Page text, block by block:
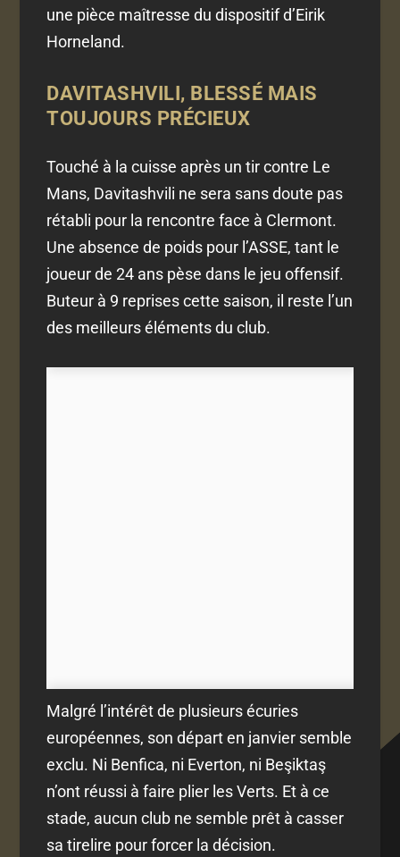
une pièce maîtresse du dispositif d’Eirik
Horneland.
DAVITASHVILI, BLESSÉ MAIS
TOUJOURS PRÉCIEUX
Touché à la cuisse après un tir contre Le
Mans, Davitashvili ne sera sans doute pas
rétabli pour la rencontre face à Clermont.
Une absence de poids pour l’ASSE, tant le
joueur de 24 ans pèse dans le jeu offensif.
Buteur à 9 reprises cette saison, il reste l’un
des meilleurs éléments du club.
Malgré l’intérêt de plusieurs écuries
européennes, son départ en janvier semble
exclu. Ni Benfica, ni Everton, ni Beşiktaş
n’ont réussi à faire plier les Verts. Et à ce
stade, aucun club ne semble prêt à casser
sa tirelire pour forcer la décision.